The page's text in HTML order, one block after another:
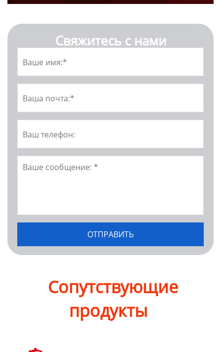
Свяжитесь с нами
Сопутствующие
продукты